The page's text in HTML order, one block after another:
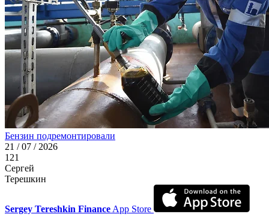
Бензин подремонтировали
21 / 07 / 2026
121
Сергей
Терешкин
Sergey Tereshkin Finance App Store